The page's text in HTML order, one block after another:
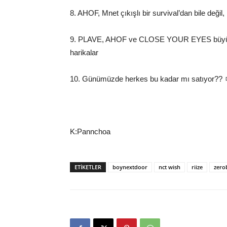
8. AHOF, Mnet çıkışlı bir survival’dan bile
9. PLAVE, AHOF ve CLOSE YOUR EYES
harikalar
10. Günümüzde herkes bu kadar mı satıyor??
K:Pannchoa
ETIKETLER boynextdoor nct wish riize